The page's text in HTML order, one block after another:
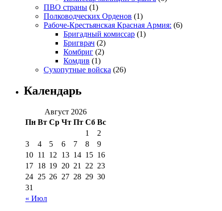
ПВО страны (1)
Полководческих Орденов (1)
Рабоче-Крестьянская Красная Армия: (6)
Бригадный комиссар (1)
Бригврач (2)
Комбриг (2)
Комдив (1)
Сухопутные войска (26)
Календарь
Август 2026
Пн Вт Ср Чт Пт Сб Вс
« Июл
1
2
3
4 5 6 7 8
9
10 11 12 13 14 15 16
17 18 19 20 21 22 23
24 25 26 27 28 29 30
31